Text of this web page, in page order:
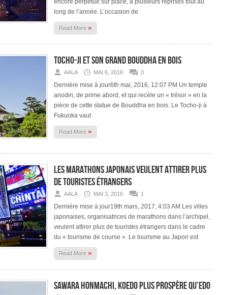
encore perpétué sur place, à plusieurs reprises tout au
long de l’année. L’occasion de
Read More »
Tocho-ji et son grand Bouddha en bois
AALA MAI 6, 2016 0
Dernière mise à jour6th mai, 2016, 12:07 PM Un temple
anodin, de prime abord, et qui recèle un « trésor » en la
pièce de cette statue de Bouddha en bois. Le Tocho-ji à
Fukuoka vaut
Read More »
Les marathons japonais veulent attirer plus
de touristes étrangers
AALA MAI 3, 2016 1
Dernière mise à jour19th mars, 2017, 4:03 AM Les villes
japonaises, organisatrices de marathons dans l’archipel,
veulent attirer plus de touristes étrangers dans le cadre
du « tourisme de course ». Le tourisme au Japon est
Read More »
Sawara Honmachi, Koedo plus prospère qu’Edo